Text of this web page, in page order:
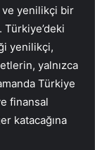
ve yenilikçi bir
yenilikçi,
yalnızca
Türkiye
finansal
katacağına